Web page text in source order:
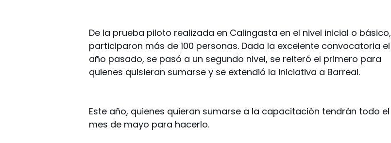
De la prueba piloto realizada en Calingasta en el nivel inicial o básico,
participaron más de 100 personas. Dada la excelente convocatoria el
año pasado, se pasó a un segundo nivel, se reiteró el primero para
quienes quisieran sumarse y se extendió la iniciativa a Barreal.
Este año, quienes quieran sumarse a la capacitación tendrán todo el
mes de mayo para hacerlo.